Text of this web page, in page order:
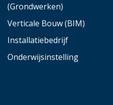
(Grondwerken)
Verticale Bouw (BIM)
Installatiebedrijf
Onderwijsinstelling